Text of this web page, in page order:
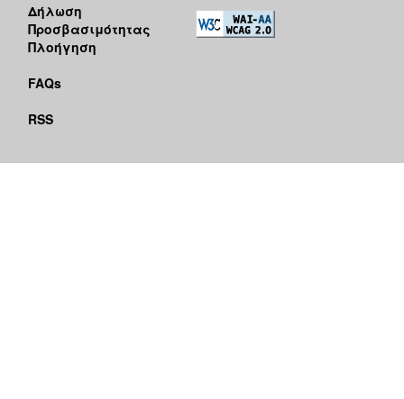
Δήλωση
Προσβασιμότητας
Πλοήγηση
FAQs
RSS